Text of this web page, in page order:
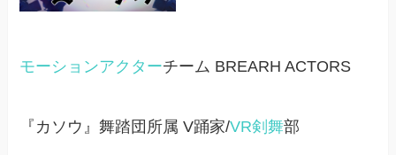
モーションアクターチーム BREARH ACTORS
『カソウ』舞踏団所属 V踊家/VR剣舞部